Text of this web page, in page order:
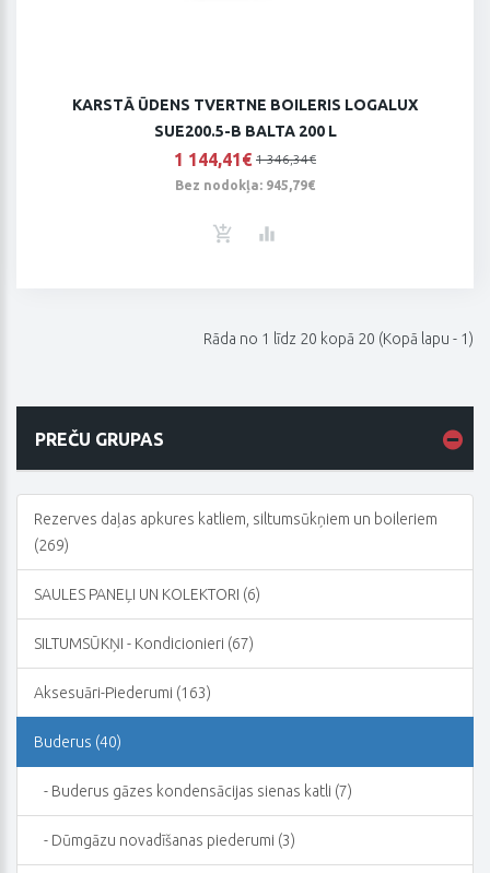
KARSTĀ ŪDENS TVERTNE BOILERIS LOGALUX
SUE200.5-B BALTA 200 L
1 144,41€ 1 346,34€
Bez nodokļa: 945,79€
Rāda no 1 līdz 20 kopā 20 (Kopā lapu - 1)
PREČU GRUPAS
Rezerves daļas apkures katliem, siltumsūkņiem un boileriem
(269)
SAULES PANEĻI UN KOLEKTORI (6)
SILTUMSŪKŅI - Kondicionieri (67)
Aksesuāri-Piederumi (163)
Buderus (40)
- Buderus gāzes kondensācijas sienas katli (7)
- Dūmgāzu novadīšanas piederumi (3)